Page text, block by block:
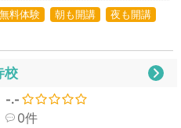
無料体験 朝も開講
夜も開講
校
-.-
0件